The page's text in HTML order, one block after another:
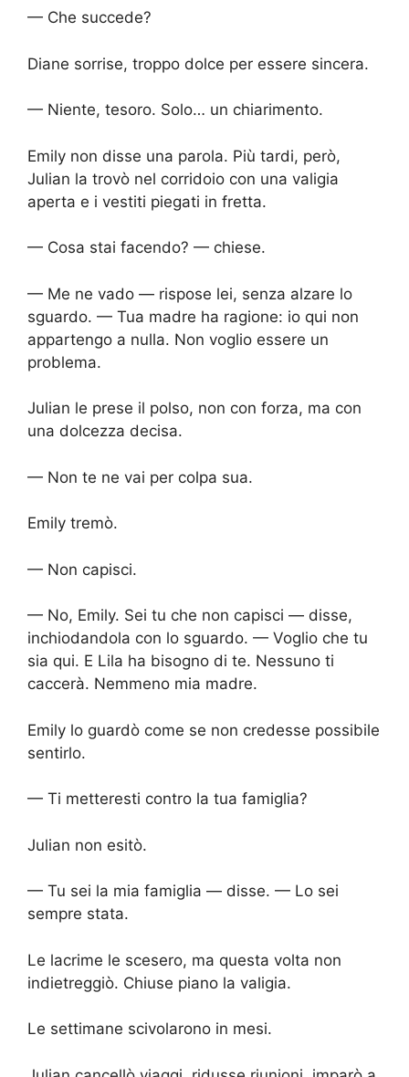
— Che succede?
Diane sorrise, troppo dolce per essere sincera.
— Niente, tesoro. Solo… un chiarimento.
Emily non disse una parola. Più tardi, però,
Julian la trovò nel corridoio con una valigia
aperta e i vestiti piegati in fretta.
— Cosa stai facendo? — chiese.
— Me ne vado — rispose lei, senza alzare lo
sguardo. — Tua madre ha ragione: io qui non
appartengo a nulla. Non voglio essere un
problema.
Julian le prese il polso, non con forza, ma con
una dolcezza decisa.
— Non te ne vai per colpa sua.
Emily tremò.
— Non capisci.
— No, Emily. Sei tu che non capisci — disse,
inchiodandola con lo sguardo. — Voglio che tu
sia qui. E Lila ha bisogno di te. Nessuno ti
caccerà. Nemmeno mia madre.
Emily lo guardò come se non credesse possibile
sentirlo.
— Ti metteresti contro la tua famiglia?
Julian non esitò.
— Tu sei la mia famiglia — disse. — Lo sei
sempre stata.
Le lacrime le scesero, ma questa volta non
indietreggiò. Chiuse piano la valigia.
Le settimane scivolarono in mesi.